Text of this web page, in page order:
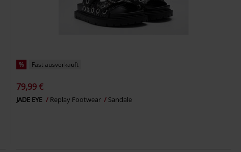
% Fast ausverkauft
79,99 €
JADE EYE Replay Footwear Sandale